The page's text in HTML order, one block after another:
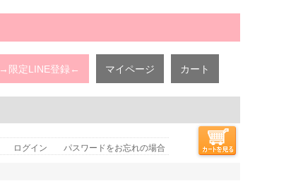
→限定LINE登録← マイページ カート
ログイン パスワードをお忘れの場合